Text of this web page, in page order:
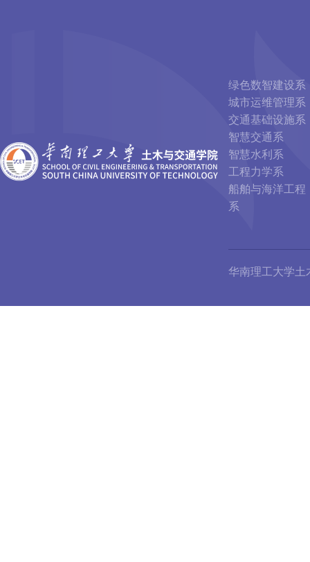
绿色数智建设系
城市运维管理系
交通基础设施系
智慧交通系
智慧水利系
工程力学系
船舶与海洋工程
系
华南理工大学土